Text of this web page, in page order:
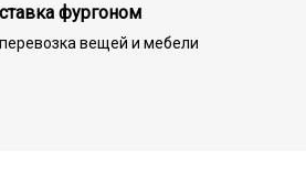
фургоном
вещей и мебели